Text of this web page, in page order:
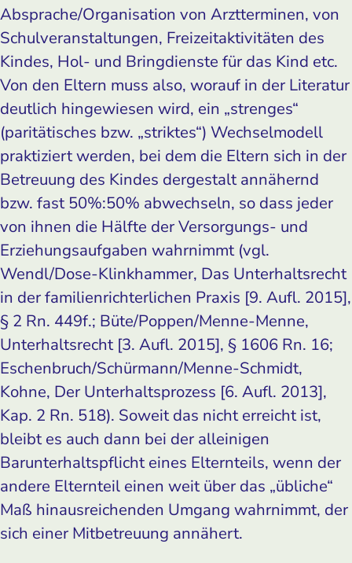
Absprache/Organisation von Arztterminen, von
Schulveranstaltungen, Freizeitaktivitäten des
Kindes, Hol- und Bringdienste für das Kind etc.
Von den Eltern muss also, worauf in der Literatur
deutlich hingewiesen wird, ein „strenges“
(paritätisches bzw. „striktes“) Wechselmodell
praktiziert werden, bei dem die Eltern sich in der
Betreuung des Kindes dergestalt annähernd
bzw. fast 50%:50% abwechseln, so dass jeder
von ihnen die Hälfte der Versorgungs- und
Erziehungsaufgaben wahrnimmt (vgl.
Wendl/Dose-Klinkhammer, Das Unterhaltsrecht
in der familienrichterlichen Praxis [9. Aufl. 2015],
§ 2 Rn. 449f.; Büte/Poppen/Menne-Menne,
Unterhaltsrecht [3. Aufl. 2015], § 1606 Rn. 16;
Eschenbruch/Schürmann/Menne-Schmidt,
Kohne, Der Unterhaltsprozess [6. Aufl. 2013],
Kap. 2 Rn. 518). Soweit das nicht erreicht ist,
bleibt es auch dann bei der alleinigen
Barunterhaltspflicht eines Elternteils, wenn der
andere Elternteil einen weit über das „übliche“
Maß hinausreichenden Umgang wahrnimmt, der
sich einer Mitbetreuung annähert.